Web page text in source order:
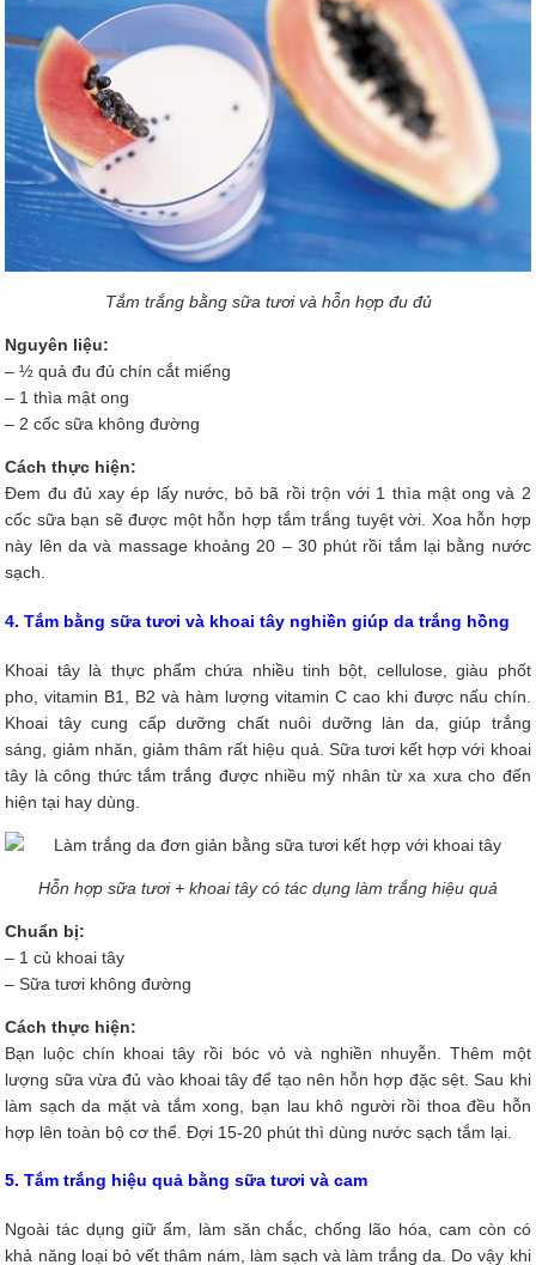
Tắm trắng bằng sữa tươi và hỗn hợp đu đủ
Nguyên liệu:
– ½ quả đu đủ chín cắt miếng
– 1 thìa mật ong
– 2 cốc sữa không đường
Cách thực hiện:
Đem đu đủ xay ép lấy nước, bỏ bã rồi trộn với 1 thìa mật ong và 2
cốc sữa bạn sẽ được một hỗn hợp tắm trắng tuyệt vời. Xoa hỗn hợp
này lên da và massage khoảng 20 – 30 phút rồi tắm lại bằng nước
sạch.
4. Tắm bằng sữa tươi và khoai tây nghiền giúp da trắng hồng
Khoai tây là thực phẩm chứa nhiều tinh bột, cellulose, giàu phốt
pho, vitamin B1, B2 và hàm lượng vitamin C cao khi được nấu chín.
Khoai tây cung cấp dưỡng chất nuôi dưỡng làn da, giúp trắng
sáng, giảm nhăn, giảm thâm rất hiệu quả. Sữa tươi kết hợp với khoai
tây là công thức tắm trắng được nhiều mỹ nhân từ xa xưa cho đến
hiện tại hay dùng.
Hỗn hợp sữa tươi + khoai tây có tác dụng làm trắng hiệu quả
Chuẩn bị:
– 1 củ khoai tây
– Sữa tươi không đường
Cách thực hiện:
Bạn luộc chín khoai tây rồi bóc vỏ và nghiền nhuyễn. Thêm một
lượng sữa vừa đủ vào khoai tây để tạo nên hỗn hợp đặc sệt. Sau khi
làm sạch da mặt và tắm xong, bạn lau khô người rồi thoa đều hỗn
hợp lên toàn bộ cơ thể. Đợi 15-20 phút thì dùng nước sạch tắm lại.
5. Tắm trắng hiệu quả bằng sữa tươi và cam
Ngoài tác dụng giữ ẩm, làm săn chắc, chống lão hóa, cam còn có
khả năng loại bỏ vết thâm nám, làm sạch và làm trắng da. Do vậy khi